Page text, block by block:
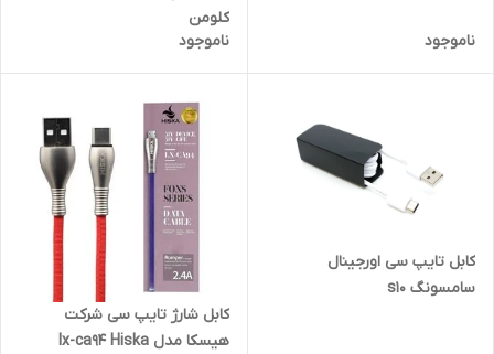
ناموجود
کلومن
ناموجود
کابل تایپ سی اورجینال
سامسونگ s10
کابل شارژ تایپ سی شرکت
هیسکا مدل lx-ca94 Hiska